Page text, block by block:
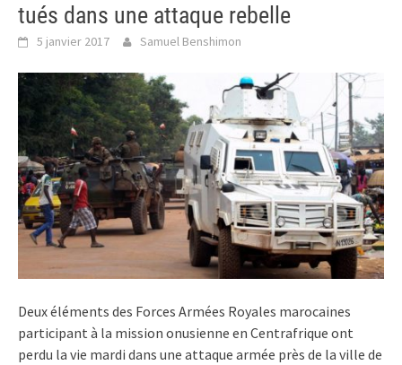
tués dans une attaque rebelle
5 janvier 2017 Samuel Benshimon
Deux éléments des Forces Armées Royales marocaines
participant à la mission onusienne en Centrafrique ont
perdu la vie mardi dans une attaque armée près de la ville de